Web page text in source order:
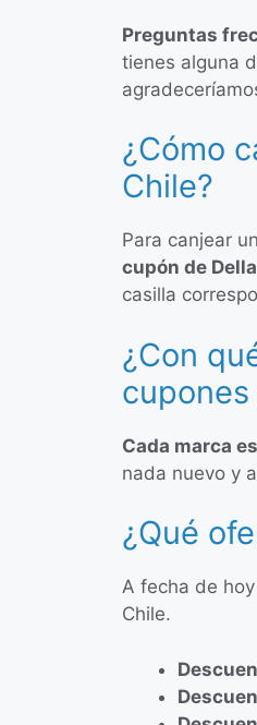
Preguntas
tienes alguna
¿Cómo
Chile?
Para canjear
cupón de
casilla
¿Con
Cada marca
nada nuevo y
¿Qué
A fecha de hoy
Chile.